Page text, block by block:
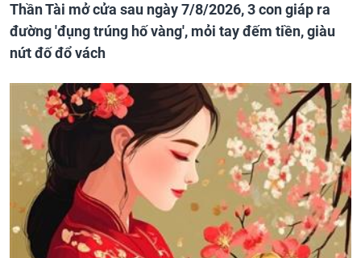
Thần Tài mở cửa sau ngày 7/8/2026, 3 con giáp ra
đường 'đụng trúng hố vàng', mỏi tay đếm tiền, giàu
nứt đố đổ vách